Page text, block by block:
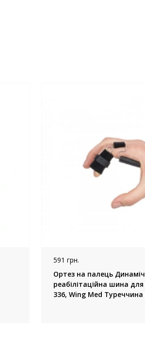
591 грн.
Ортез на палець
реабілітаційна шина
336, Wing Med